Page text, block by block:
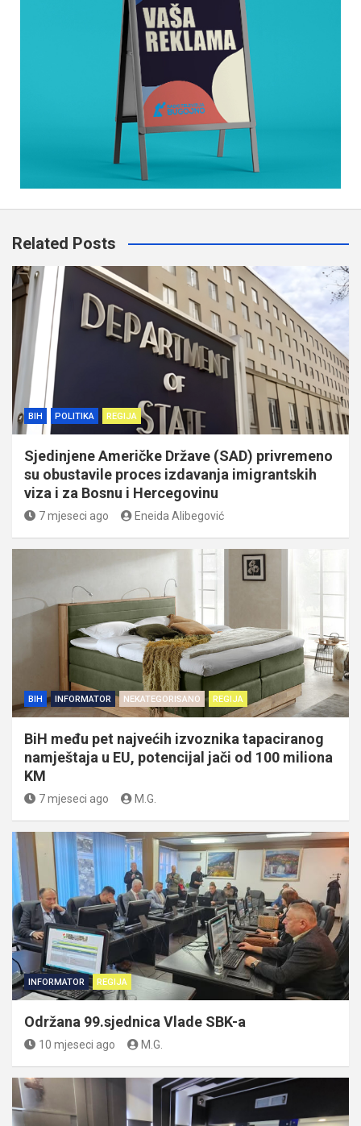
Related Posts
BIH POLITIKA REGIJA
Sjedinjene Američke Države (SAD) privremeno
su obustavile proces izdavanja imigrantskih
viza i za Bosnu i Hercegovinu
7 mjeseci ago Eneida Alibegović
BIH INFORMATOR NEKATEGORISANO REGIJA
BiH među pet najvećih izvoznika tapaciranog
namještaja u EU, potencijal jači od 100 miliona
KM
7 mjeseci ago M.G.
INFORMATOR REGIJA
Održana 99.sjednica Vlade SBK-a
10 mjeseci ago M.G.